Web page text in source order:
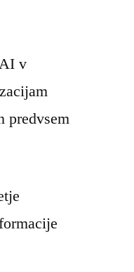
v
predvsem